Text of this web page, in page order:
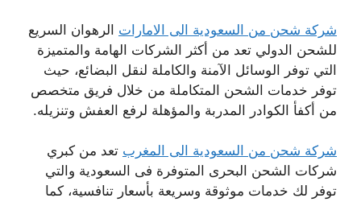
شركة شحن من السعودية الى الامارات الرهوان السريع
للشحن الدولي تعد من أكثر الشركات الهامة والمتميزة
التي توفر الوسائل الآمنة والكاملة لنقل البضائع، حيث
توفر خدمات الشحن المتكاملة من خلال فريق متخصص
من أكفأ الكوادر المدربة والمؤهلة لرفع العفش وتنزيله.
شركة شحن من السعودية الى المغرب تعد من كبري
شركات الشحن البحرى المتوفرة فى السعودية والتي
توفر لك خدمات موثوقة وسريعة بأسعار تنافسية، كما